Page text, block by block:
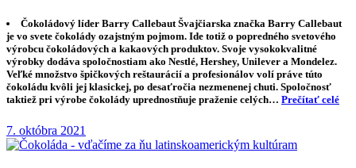
Čokoládový líder Barry Callebaut Švajčiarska značka Barry Callebaut
je vo svete čokolády ozajstným pojmom. Ide totiž o popredného svetového
výrobcu čokoládových a kakaových produktov. Svoje vysokokvalitné
výrobky dodáva spoločnostiam ako Nestlé, Hershey, Unilever a Mondelez.
Veľké množstvo špičkových reštaurácií a profesionálov volí práve túto
čokoládu kvôli jej klasickej, po desaťročia nezmenenej chuti. Spoločnosť
taktiež pri výrobe čokolády uprednostňuje praženie celých… Prečítať celé
7. októbra 2021